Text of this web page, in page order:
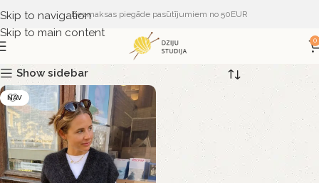
Skip to navigation
Skip to main content
Bezmaksas piegāde pasūtījumiem no 50EUR
0
Show sidebar
NAV